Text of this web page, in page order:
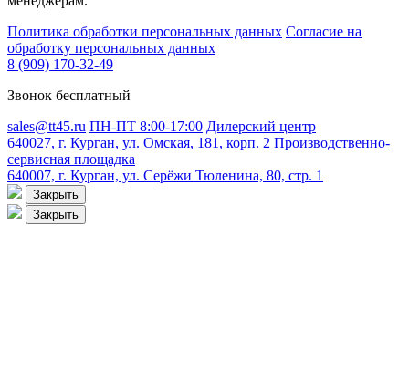
Политика обработки персональных данных Согласие на
обработку персональных данных
8 (909) 170-32-49
Звонок бесплатный
sales@tt45.ru ПН-ПТ 8:00-17:00 Дилерский центр
640027, г. Курган, ул. Омская, 181, корп. 2 Производственно-
сервисная площадка
640007, г. Курган, ул. Серёжи Тюленина, 80, стр. 1
Закрыть
Закрыть